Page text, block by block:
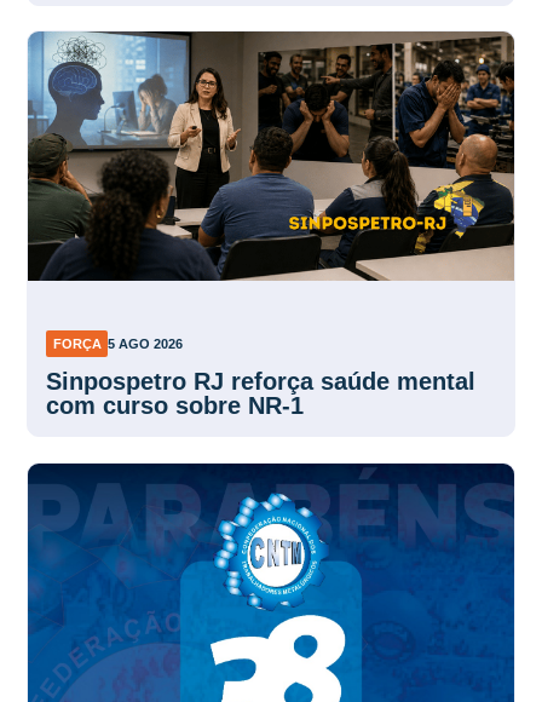
FORÇA 5 AGO 2026
Sinpospetro RJ reforça saúde mental
com curso sobre NR-1